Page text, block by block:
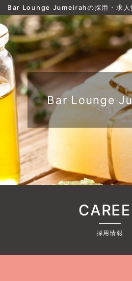
Bar Lounge Jumeirahの採用・求人
Bar Lounge
採用情報